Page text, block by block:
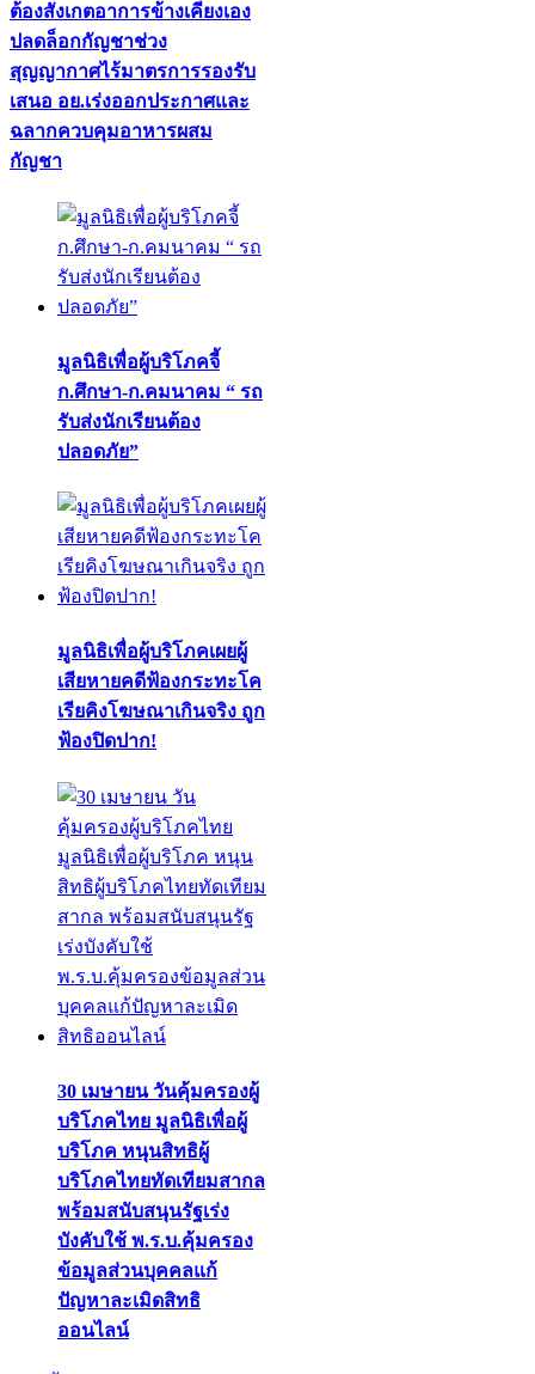
ต้องสังเกตอาการข้างเคียงเอง
ปลดล็อกกัญชาช่วง
สุญญากาศไร้มาตรการรองรับ
เสนอ อย.เร่งออกประกาศและ
ฉลากควบคุมอาหารผสม
กัญชา
มูลนิธิเพื่อผู้บริโภคจี้
ก.ศึกษา-ก.คมนาคม “ รถ
รับส่งนักเรียนต้อง
ปลอดภัย”
มูลนิธิเพื่อผู้บริโภคเผยผู้
เสียหายคดีฟ้องกระทะโค
เรียคิงโฆษณาเกินจริง ถูก
ฟ้องปิดปาก!
30 เมษายน วันคุ้มครองผู้
บริโภคไทย มูลนิธิเพื่อผู้
บริโภค หนุนสิทธิผู้
บริโภคไทยทัดเทียมสากล
พร้อมสนับสนุนรัฐเร่ง
บังคับใช้ พ.ร.บ.คุ้มครอง
ข้อมูลส่วนบุคคลแก้
ปัญหาละเมิดสิทธิ
ออนไลน์